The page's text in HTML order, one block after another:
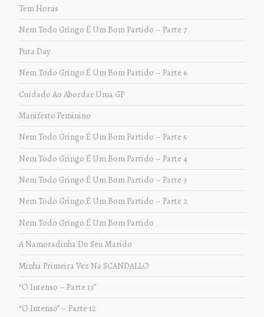
Tem Horas
Nem Todo Gringo É Um Bom Partido – Parte 7
Puta Day
Nem Todo Gringo É Um Bom Partido – Parte 6
Cuidado Ao Abordar Uma GP
Manifesto Feminino
Nem Todo Gringo É Um Bom Partido – Parte 5
Nem Todo Gringo É Um Bom Partido – Parte 4
Nem Todo Gringo É Um Bom Partido – Parte 3
Nem Todo Gringo É Um Bom Partido – Parte 2
Nem Todo Gringo É Um Bom Partido
A Namoradinha Do Seu Marido
Minha Primeira Vez Na SCANDALLO
“O Intenso – Parte 13”
“O Intenso” – Parte 12